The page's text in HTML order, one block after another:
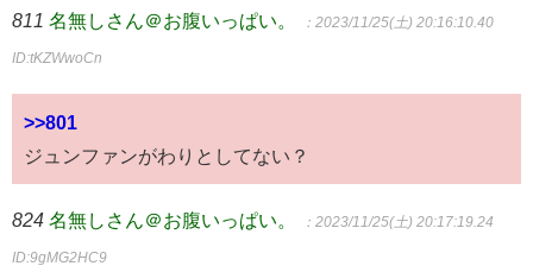
811 名無しさん＠お腹いっぱい。 ：2023/11/25(土) 20:16:10.40
ID:tKZWwoCn
>>801
ジュンファンがわりとしてない？
824 名無しさん＠お腹いっぱい。 ：2023/11/25(土) 20:17:19.24
ID:9gMG2HC9